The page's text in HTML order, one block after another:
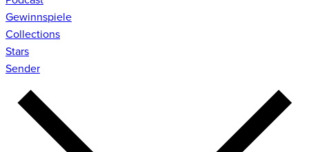
Gewinnspiele
Collections
Stars
Sender